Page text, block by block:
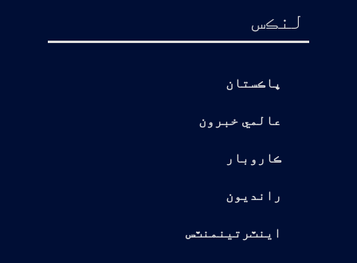
لنڪس
پاڪستان
عالمي خبرون
ڪاروبار
رانديون
اينٽرتينمنٽس